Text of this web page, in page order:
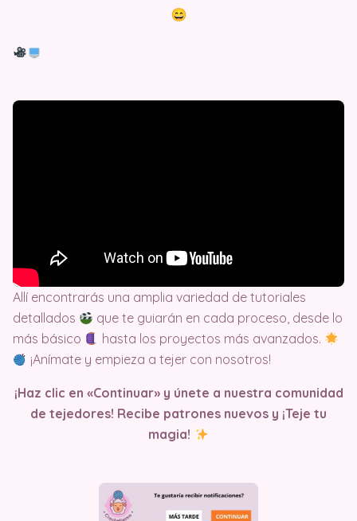
Allí encontrarás una amplia variedad de tutoriales
detallados
que te guiarán en cada proceso, desde lo
más básico
hasta los proyectos más avanzados.
¡Anímate y empieza a tejer con nosotros!
¡Haz clic en «Continuar» y únete a nuestra comunidad
de tejedores! Recibe patrones nuevos y ¡Teje tu
magia!